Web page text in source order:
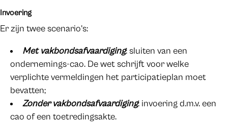
Invoering
Er zijn twee scenario’s:
Met vakbondsafvaardiging: sluiten van een
ondernemings-cao. De wet schrijft voor welke
verplichte vermeldingen het participatieplan moet
bevatten;
Zonder vakbondsafvaardiging: invoering d.m.v. een
cao of een toetredingsakte.